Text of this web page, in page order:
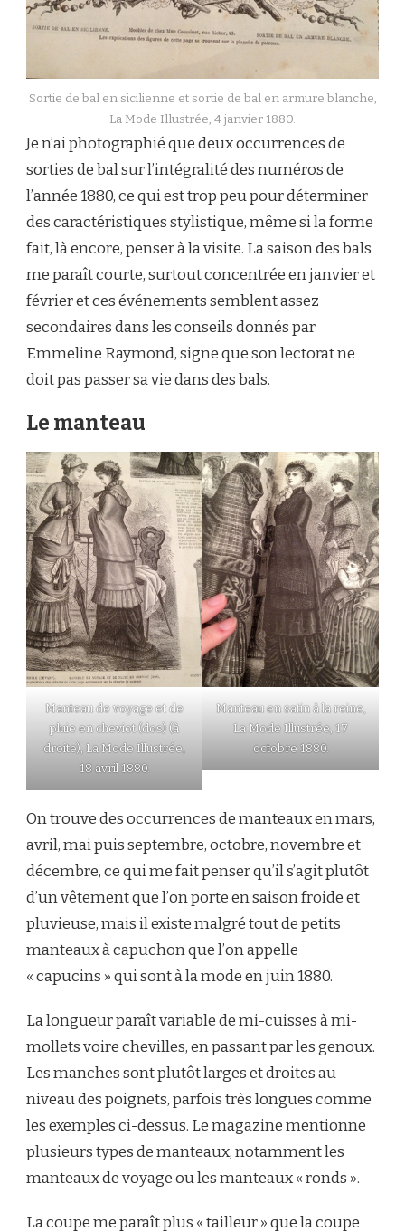
Sortie de bal en sicilienne et sortie de bal en armure blanche,
La Mode Illustrée, 4 janvier 1880.
Je n’ai photographié que deux occurrences de
sorties de bal sur l’intégralité des numéros de
l’année 1880, ce qui est trop peu pour déterminer
des caractéristiques stylistique, même si la forme
fait, là encore, penser à la visite. La saison des bals
me paraît courte, surtout concentrée en janvier et
février et ces événements semblent assez
secondaires dans les conseils donnés par
Emmeline Raymond, signe que son lectorat ne
doit pas passer sa vie dans des bals.
Le manteau
Manteau de voyage et de
pluie en cheviot (dos) (à
droite), La Mode Illustrée,
18 avril 1880.
Manteau en satin à la reine,
La Mode Illustrée, 17
octobre 1880.
On trouve des occurrences de manteaux en mars,
avril, mai puis septembre, octobre, novembre et
décembre, ce qui me fait penser qu’il s’agit plutôt
d’un vêtement que l’on porte en saison froide et
pluvieuse, mais il existe malgré tout de petits
manteaux à capuchon que l’on appelle
« capucins » qui sont à la mode en juin 1880.
La longueur paraît variable de mi-cuisses à mi-
mollets voire chevilles, en passant par les genoux.
Les manches sont plutôt larges et droites au
niveau des poignets, parfois très longues comme
les exemples ci-dessus. Le magazine mentionne
plusieurs types de manteaux, notamment les
manteaux de voyage ou les manteaux « ronds ».
La coupe me paraît plus « tailleur » que la coupe